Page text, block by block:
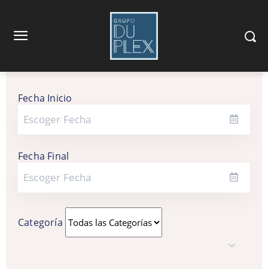
Fecha Inicio
Fecha Final
Categoría